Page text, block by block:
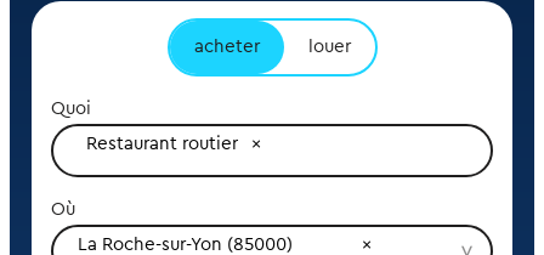
acheter louer
Quoi
Restaurant routier
Où
La Roche-sur-Yon (85000)